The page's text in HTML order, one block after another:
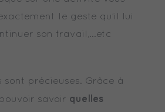
le geste qu’il lui
son travail,…etc
sont précieuses. Grâce à
savoir quelles